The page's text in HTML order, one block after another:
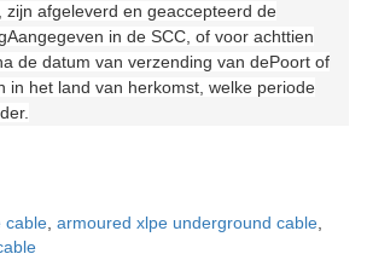
zijn afgeleverd en geaccepteerd de
Aangegeven in de SCC, of voor achttien
de datum van verzending van dePoort of
in het land van herkomst, welke periode
cable armoured xlpe underground cable